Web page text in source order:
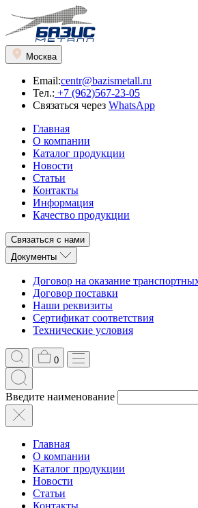
Москва
Email:centr@bazismetall.ru
Тел.: +7 (962)567-23-05
Связаться через WhatsApp
Главная
О компании
Каталог продукции
Новости
Статьи
Контакты
Информация
Качество продукции
Связаться с нами
Документы
Договор на оказание
Договор поставки
Наши реквизиты
Сертификат соответствия
Технические условия
0
Введите наименование
Главная
О компании
Каталог продукции
Новости
Статьи
Контакты